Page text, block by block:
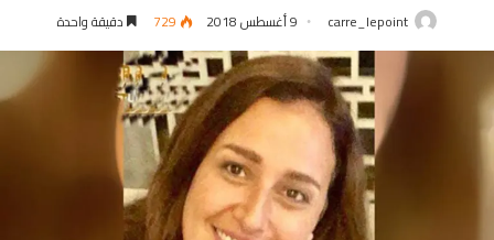
carre_lepoint 9 أغسطس 2018 729 دقيقة واحدة